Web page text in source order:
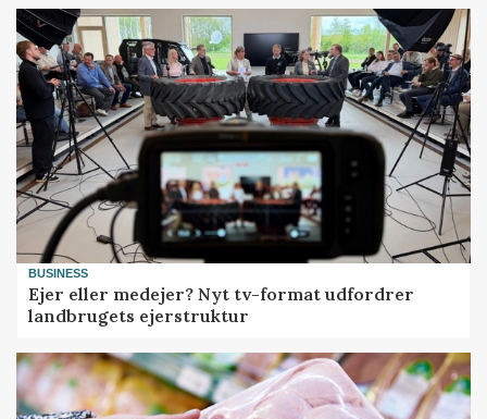
BUSINESS
Ejer eller medejer? Nyt tv-format udfordrer
landbrugets ejerstruktur